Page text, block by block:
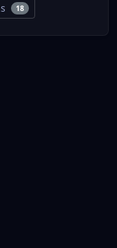
18